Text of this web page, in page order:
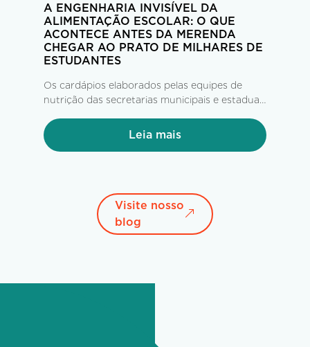
A ENGENHARIA INVISÍVEL DA
ALIMENTAÇÃO ESCOLAR: O QUE
ACONTECE ANTES DA MERENDA
CHEGAR AO PRATO DE MILHARES DE
ESTUDANTES
Os cardápios elaborados pelas equipes de
nutrição das secretarias municipais e estaduais
e do PNAE, chegam às empresas operadoras
com até 60 dias de antecedência. A partir daí,
Leia mais
Visite nosso
blog